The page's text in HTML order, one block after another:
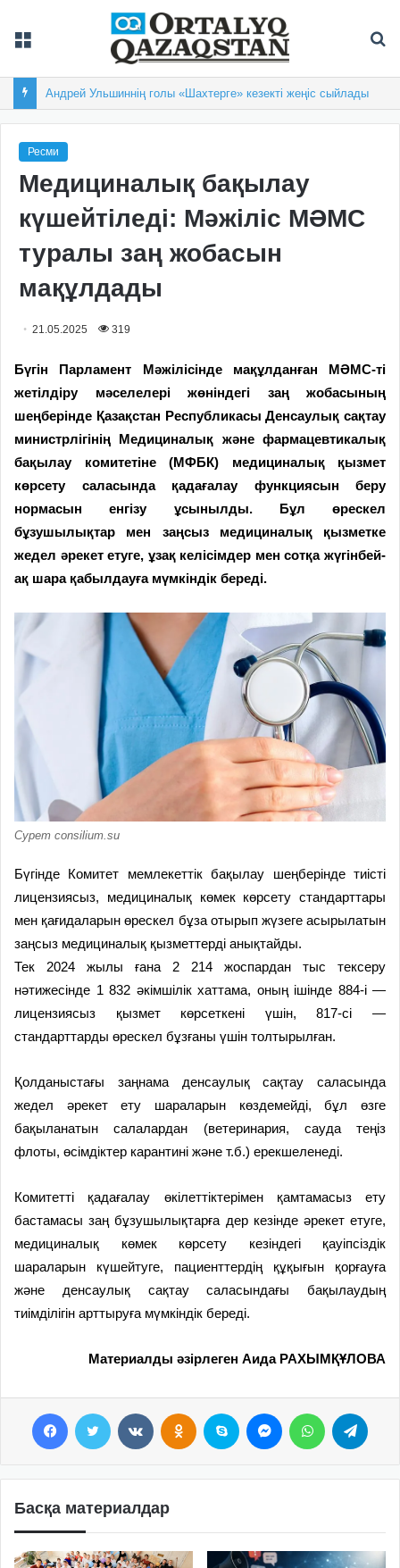
Андрей Ульшиннің голы «Шахтерге» кезекті жеңіс сыйлады
Ресми
Медициналық бақылау
күшейтіледі: Мәжіліс МӘМС
туралы заң жобасын
мақұлдады
21.05.2025 319
Бүгін Парламент Мәжілісінде мақұлданған МӘМС-ті
жетілдіру мәселелері жөніндегі заң жобасының
шеңберінде Қазақстан Республикасы Денсаулық сақтау
министрлігінің Медициналық және фармацевтикалық
бақылау комитетіне (МФБК) медициналық қызмет
көрсету саласында қадағалау функциясын беру
нормасын енгізу ұсынылды. Бұл өрескел
бұзушылықтар мен заңсыз медициналық қызметке
жедел әрекет етуге, ұзақ келісімдер мен сотқа жүгінбей-
ақ шара қабылдауға мүмкіндік береді.
Сурет consilium.su
Бүгінде Комитет мемлекеттік бақылау шеңберінде тиісті
лицензиясыз, медициналық көмек көрсету стандарттары
мен қағидаларын өрескел бұза отырып жүзеге асырылатын
заңсыз медициналық қызметтерді анықтайды.
Тек 2024 жылы ғана 2 214 жоспардан тыс тексеру
нәтижесінде 1 832 әкімшілік хаттама, оның ішінде 884-і —
лицензиясыз қызмет көрсеткені үшін, 817-сі —
стандарттарды өрескел бұзғаны үшін толтырылған.
Қолданыстағы заңнама денсаулық сақтау саласында
жедел әрекет ету шараларын көздемейді, бұл өзге
бақыланатын салалардан (ветеринария, сауда теңіз
флоты, өсімдіктер карантині және т.б.) ерекшеленеді.
Комитетті қадағалау өкілеттіктерімен қамтамасыз ету
бастамасы заң бұзушылықтарға дер кезінде әрекет етуге,
медициналық көмек көрсету кезіндегі қауіпсіздік
шараларын күшейтуге, пациенттердің құқығын қорғауға
және денсаулық сақтау саласындағы бақылаудың
тиімділігін арттыруға мүмкіндік береді.
Материалды әзірлеген Аида РАХЫМҚҰЛОВА
Басқа материалдар